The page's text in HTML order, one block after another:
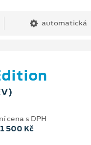
automatická
cena s DPH
500 Kč